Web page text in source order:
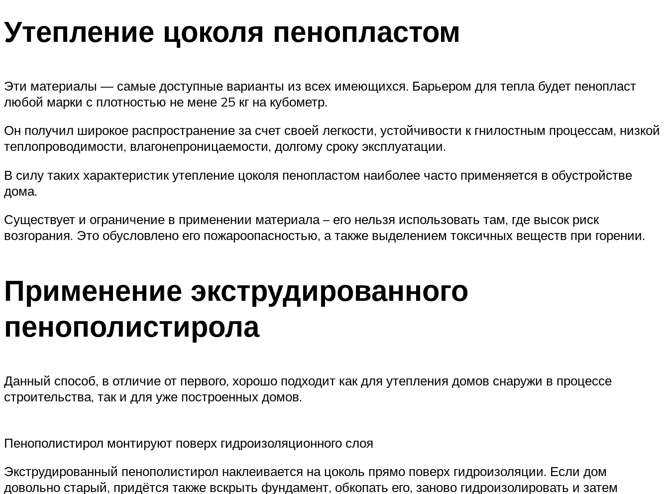
Утепление цоколя пенопластом
Эти материалы — самые доступные варианты из всех имеющихся. Барьером для тепла будет пенопласт
любой марки с плотностью не мене 25 кг на кубометр.
Он получил широкое распространение за счет своей легкости, устойчивости к гнилостным процессам, низкой
теплопроводимости, влагонепроницаемости, долгому сроку эксплуатации.
В силу таких характеристик утепление цоколя пенопластом наиболее часто применяется в обустройстве
дома.
Существует и ограничение в применении материала – его нельзя использовать там, где высок риск
возгорания. Это обусловлено его пожароопасностью, а также выделением токсичных веществ при горении.
Применение экструдированного
пенополистирола
Данный способ, в отличие от первого, хорошо подходит как для утепления домов снаружи в процессе
строительства, так и для уже построенных домов.
Пенополистирол монтируют поверх гидроизоляционного слоя
Экструдированный пенополистирол наклеивается на цоколь прямо поверх гидроизоляции. Если дом
довольно старый, придётся также вскрыть фундамент, обкопать его, заново гидроизолировать и затем